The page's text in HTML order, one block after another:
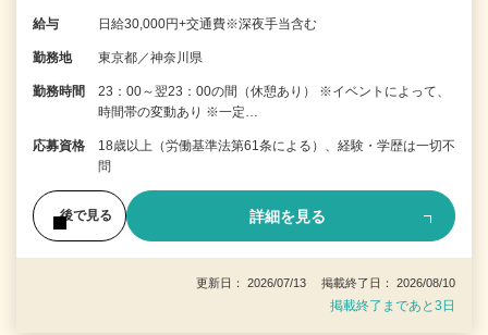
給与 日給30,000円+交通費※深夜手当含む
勤務地 東京都／神奈川県
勤務時間
23：00～翌23：00の間（休憩あり） ※イベントによって、
時間帯の変動あり ※一定…
応募資格
18歳以上（労働基準法第61条による）、経験・学歴は一切不
問
後で見る 詳細を見る
更新日： 2026/07/13 掲載終了日： 2026/08/10
掲載終了まであと3日